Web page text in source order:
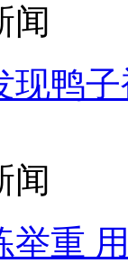
闻
现鸭
闻
举重